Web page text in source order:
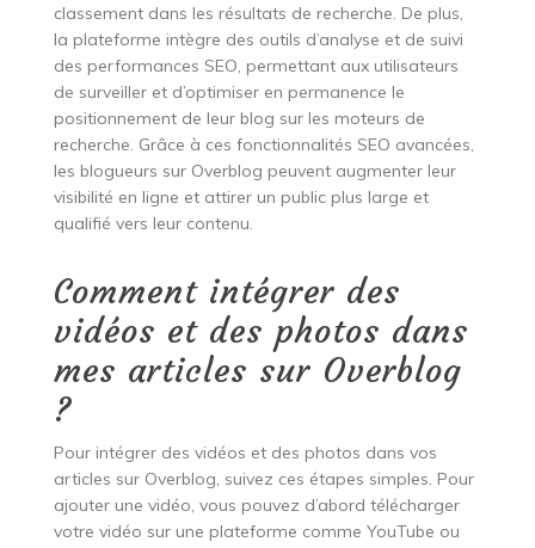
classement dans les résultats de recherche. De plus,
la plateforme intègre des outils d’analyse et de suivi
des performances SEO, permettant aux utilisateurs
de surveiller et d’optimiser en permanence le
positionnement de leur blog sur les moteurs de
recherche. Grâce à ces fonctionnalités SEO avancées,
les blogueurs sur Overblog peuvent augmenter leur
visibilité en ligne et attirer un public plus large et
qualifié vers leur contenu.
Comment intégrer des
vidéos et des photos dans
mes articles sur Overblog
?
Pour intégrer des vidéos et des photos dans vos
articles sur Overblog, suivez ces étapes simples. Pour
ajouter une vidéo, vous pouvez d’abord télécharger
votre vidéo sur une plateforme comme YouTube ou